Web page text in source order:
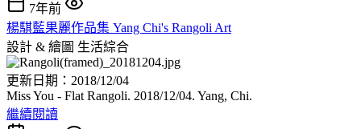
7年前
楊騏藍果麗作品集 Yang Chi's Rangoli Art
設計 & 繪圖 生活綜合
更新日期：2018/12/04
Miss You - Flat Rangoli. 2018/12/04. Yang, Chi.
繼續閱讀